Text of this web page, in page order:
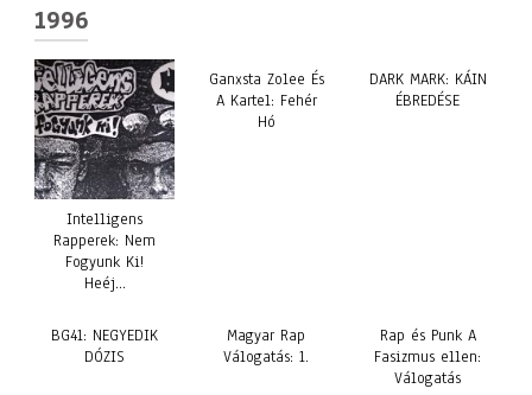
1996
Intelligens
Rapperek: Nem
Fogyunk Ki!
Heéj…
Ganxsta Zolee És
A Kartel: Fehér
Hó
DARK MARK: KÁIN
ÉBREDÉSE
BG41: NEGYEDIK
DÓZIS
Magyar Rap
Válogatás: 1.
Rap és Punk A
Fasizmus ellen:
Válogatás